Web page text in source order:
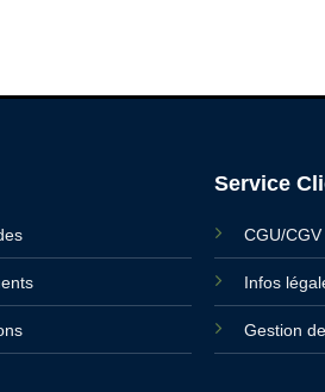
Service
CGU/CGV
Infos
Gestion